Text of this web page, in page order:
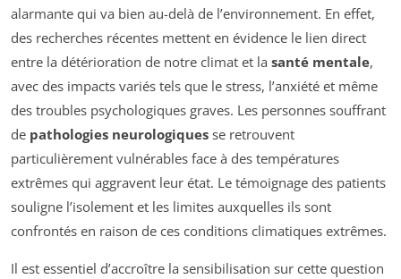
alarmante qui va bien au-delà de l’environnement. En effet,
des recherches récentes mettent en évidence le lien direct
entre la détérioration de notre climat et la santé mentale,
avec des impacts variés tels que le stress, l’anxiété et même
des troubles psychologiques graves. Les personnes souffrant
de pathologies neurologiques se retrouvent
particulièrement vulnérables face à des températures
extrêmes qui aggravent leur état. Le témoignage des patients
souligne l’isolement et les limites auxquelles ils sont
confrontés en raison de ces conditions climatiques extrêmes.
Il est essentiel d’accroître la sensibilisation sur cette question